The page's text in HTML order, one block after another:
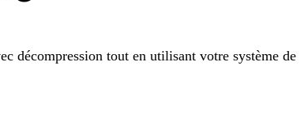
décompression tout en utilisant votre système de